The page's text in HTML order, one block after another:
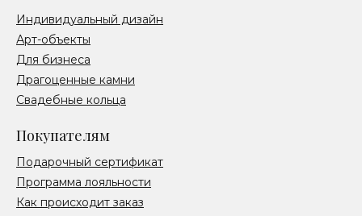
Покупателям
Как происходит заказ
Подарочный сертификат
Свадебные кольца
Драгоценные камни
Для бизнеса
Арт-объекты
Индивидуальный дизайн
Программа лояльности